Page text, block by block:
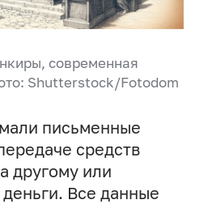
современная
Shutterstock/Fotodom
письменные
средств
другому или
Все данные